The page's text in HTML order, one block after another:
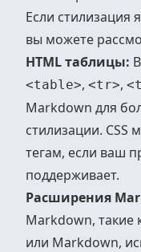
Если стилизация
вы можете
HTML таблицы:
<table>, <tr>,
Markdown для
стилизации. CSS
тегам, если ваш
поддерживает.
Расширения
Markdown, такие
или Markdown,